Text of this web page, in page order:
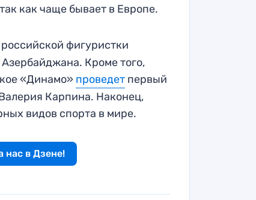
как чаще бывает в Европе.
фигуристки
Кроме того,
«Динамо» проведет первый
Карпина. Наконец,
видов спорта в мире.
нас в Дзене!